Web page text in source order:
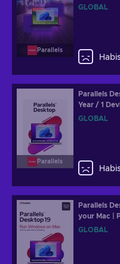
Parallels
Key GLOBAL
GLOBAL
Parallels
Parallels
Year / 1
GLOBAL
Parallels
your Mac |
GLOBAL
GLOBAL